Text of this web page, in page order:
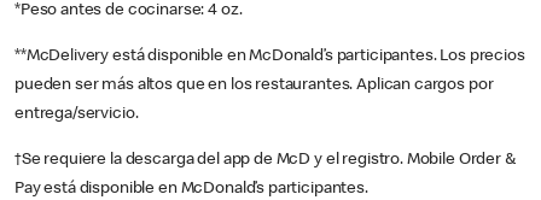
*Peso antes de cocinarse: 4 oz.
**McDelivery está disponible en McDonald’s participantes. Los precios
pueden ser más altos que en los restaurantes. Aplican cargos por
entrega/servicio.
†Se requiere la descarga del app de McD y el registro. Mobile Order &
Pay está disponible en McDonald’s participantes.